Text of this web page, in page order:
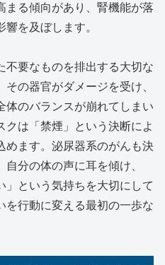
まる傾向があり、腎機能が落
を及ぼします。
不要なものを排出する大切な
の器官がダメージを受け、
体のバランスが崩れてしまい
クは「禁煙」という決断によ
めます。泌尿器系のがんも決
分の体の声に耳を傾け、
」という気持ちを大切にして
を行動に変える最初の一歩な